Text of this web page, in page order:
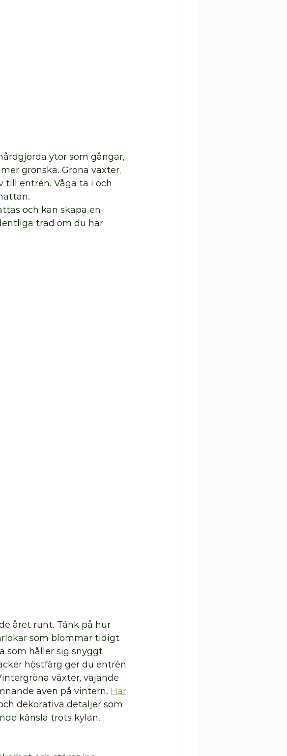
ytor som gångar,
grönska. Gröna växter,
till entrén. Våga ta i och
och kan skapa en
träd om du har
året runt. Tänk på hur
som blommar tidigt
som håller sig snyggt
höstfärg ger du entrén
växter, vajande
även på vintern. Här
dekorativa detaljer som
känsla trots kylan.